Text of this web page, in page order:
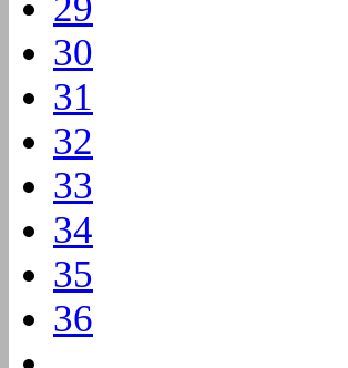
30
31
32
33
34
35
36